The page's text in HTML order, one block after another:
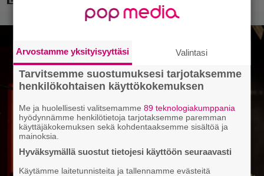
Arvostamme yksityisyyttäsi Valintasi
Tarvitsemme suostumuksesi tarjotaksemme
henkilökohtaisen käyttökokemuksen
Me ja huolellisesti valitsemamme89 teknologiakumppania
hyödynnämme henkilötietoja tarjotaksemme paremman
käyttäjäkokemuksen sekä kohdentaaksemme sisältöä ja
mainoksia.
Hyväksymällä suostut tietojesi käyttöön seuraavasti
Käytämme laitetunnisteita ja tallennamme evästeitä